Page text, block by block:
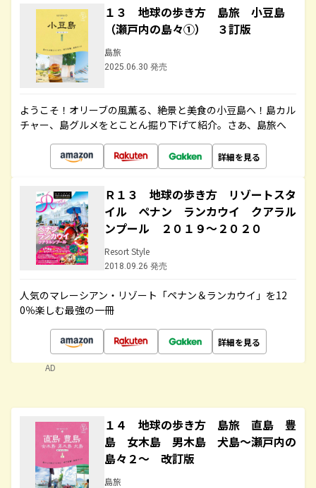
１３ 地球の歩き方 島旅 小豆島
（瀬戸内の島々①） ３訂版
島旅
2025.06.30 発売
ようこそ！オリーブの風薫る、絶景と美食の小豆島へ！島カル
チャー、島グルメをとことん掘り下げて紹介。さあ、島旅へ
詳細を見る
Ｒ１３ 地球の歩き方 リゾートスタ
イル ペナン ランカウイ クアラル
ンプール ２０１９～２０２０
Resort Style
2018.09.26 発売
人気のマレーシアン・リゾート「ペナン＆ランカウイ」を12
0％楽しむ最強の一冊
詳細を見る
AD
１４ 地球の歩き方 島旅 直島 豊
島 女木島 男木島 犬島～瀬戸内の
島々２～ 改訂版
島旅